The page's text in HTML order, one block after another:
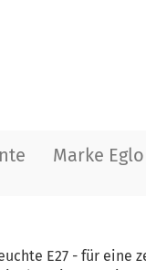
Marke Eglo
E27 - für